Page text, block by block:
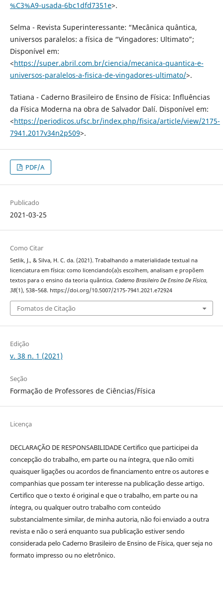
%C3%A9-usada-6bc1dfd7351e>.
Selma - Revista Superinteressante: “Mecânica quântica,
universos paralelos: a física de “Vingadores: Ultimato”;
Disponível em:
<https://super.abril.com.br/ciencia/mecanica-quantica-e-
universos-paralelos-a-fisica-de-vingadores-ultimato/>.
Tatiana - Caderno Brasileiro de Ensino de Física: Influências
da Física Moderna na obra de Salvador Dalí. Disponível em:
<https://periodicos.ufsc.br/index.php/fisica/article/view/2175-
7941.2017v34n2p509>.
PDF/A
Publicado
2021-03-25
Como Citar
Setlik, J., & Silva, H. C. da. (2021). Trabalhando a materialidade textual na
licenciatura em física: como licenciando(a)s escolhem, analisam e propõem
textos para o ensino da teoria quântica. Caderno Brasileiro De Ensino De Física,
38(1), 538–568. https://doi.org/10.5007/2175-7941.2021.e72924
Fomatos de Citação
Edição
v. 38 n. 1 (2021)
Seção
Formação de Professores de Ciências/Física
Licença
DECLARAÇÃO DE RESPONSABILIDADE Certifico que participei da
concepção do trabalho, em parte ou na íntegra, que não omiti
quaisquer ligações ou acordos de financiamento entre os autores e
companhias que possam ter interesse na publicação desse artigo.
Certifico que o texto é original e que o trabalho, em parte ou na
íntegra, ou qualquer outro trabalho com conteúdo
substancialmente similar, de minha autoria, não foi enviado a outra
revista e não o será enquanto sua publicação estiver sendo
considerada pelo Caderno Brasileiro de Ensino de Física, quer seja no
formato impresso ou no eletrônico.